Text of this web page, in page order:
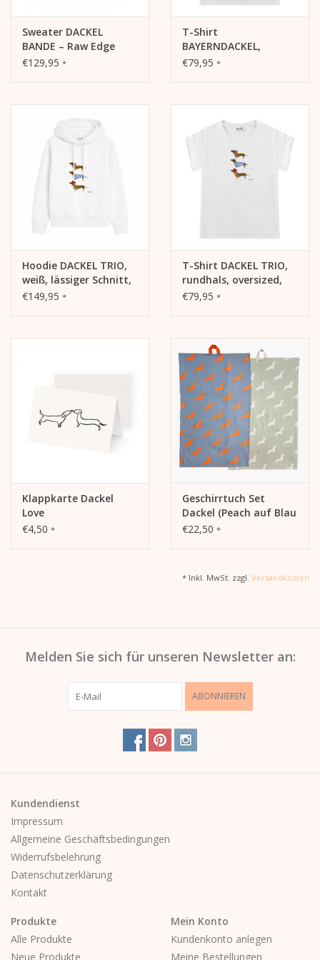
Motiv „Dackel Trio“ mit drei Dackeln
Moderner Unisex-Fit
Sweater DACKEL
BANDE – Raw Edge
Edition
€129,95 *
T-Shirt
BAYERNDACKEL,
rundhals, oversized,
€79,95 *
Hoodie DACKEL TRIO,
weiß, lässiger Schnitt,
Frontdruck
€149,95 *
T-Shirt DACKEL TRIO,
rundhals, oversized,
lässiger Schnitt,
€79,95 *
Klappkarte Dackel
Love
€4,50 *
Geschirrtuch Set
Dackel (Peach auf Blau
/ Weiß auf Salbei)
€22,50 *
* Inkl. MwSt. zzgl. Versandkosten
Melden Sie sich für unseren Newsletter an:
ABONNIEREN
Kundendienst
Impressum
Allgemeine Geschäftsbedingungen
Widerrufsbelehrung
Datenschutzerklärung
Kontakt
Produkte
Alle Produkte
Neue Produkte
Mein Konto
Kundenkonto anlegen
Meine Bestellungen